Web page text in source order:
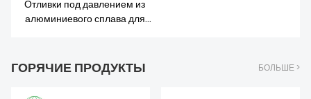
Отливки под давлением из
алюминиевого сплава для
ГОРЯЧИЕ ПРОДУКТЫ БОЛЬШЕ >